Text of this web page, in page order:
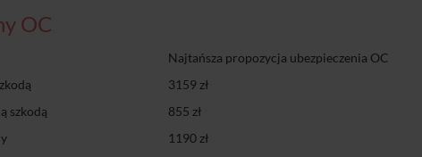
OC
Najtańsza propozycja ubezpieczenia OC
3159 zł
szkodą
855 zł
1190 zł